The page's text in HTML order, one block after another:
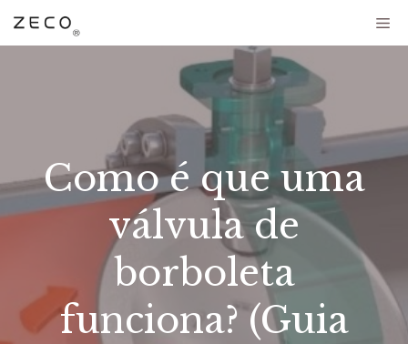
Como é que uma
válvula de
borboleta
funciona? (Guia